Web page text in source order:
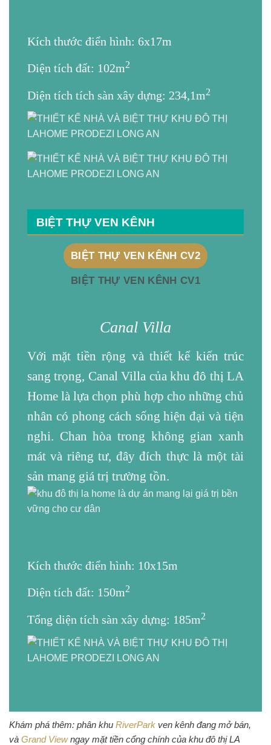
Kích thước điển hình: 6x17m
Diện tích đất: 102m2
Diện tích tích sàn xây dựng: 234,1m2
BIỆT THỰ VEN KÊNH
BIỆT THỰ VEN KÊNH CV2
BIỆT THỰ VEN KÊNH CV1
Canal Villa
Với mặt tiền rộng và thiết kế kiến trúc
sang trọng, Canal Villa của khu đô thị LA
Home là lựa chọn phù hợp cho những chủ
nhân có phong cách sống hiện đại và tiện
nghi. Chan hòa trong không gian xanh
mát và riêng tư, đây đích thực là một tài
sản mang giá trị trường tồn.
Kích thước điển hình: 10x15m
Diện tích đất: 150m2
Tổng diện tích sàn xây dựng: 185m2
Khám phá thêm: phân khu RiverPark ven kênh đang mở bán,
và Grand Viewngay mặt tiền cổng chính của khu đô thị LA